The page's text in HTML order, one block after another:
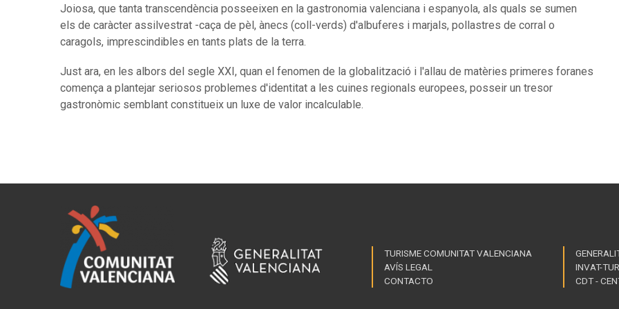
Joiosa, que tanta transcendència posseeixen en la gastronomia valenciana i espanyola, als quals se sumen
els de caràcter assilvestrat -caça de pèl, ànecs (coll-verds) d'albuferes i marjals, pollastres de corral o
caragols, imprescindibles en tants plats de la terra.
Just ara, en les albors del segle XXI, quan el fenomen de la globalització i l'allau de matèries primeres foranes
comença a plantejar seriosos problemes d'identitat a les cuines regionals europees, posseir un tresor
gastronòmic semblant constitueix un luxe de valor incalculable.
TURISME COMUNITAT VALENCIANA
AVÍS LEGAL
CONTACTO
INVAT-TUR
CDT -